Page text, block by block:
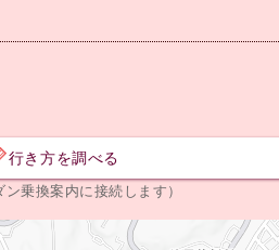
行き方を調べる
ン乗換案内に接続します）